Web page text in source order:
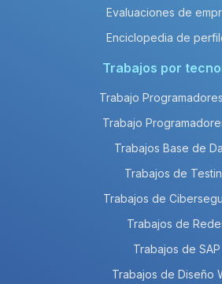
Evaluaciones de
Enciclopedia de
Trabajos por
Trabajo
Trabajo
Trabajos Base de
Trabajos de
Trabajos de
Trabajos de
Trabajos de SAP
Trabajos de Diseño